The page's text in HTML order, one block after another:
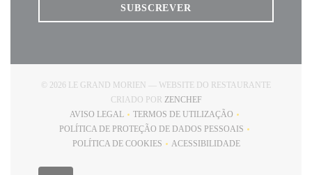
SUBSCREVER
© 2026 LE GRAND MORIEN — WEBSITE DO RESTAURANTE
CRIADO POR ZENCHEF((ABRE NUMA NOVA
AVISO LEGAL
((ABRE NUMA NOVA JANELA))
TERMOS DE UTILIZAÇÃO
((ABRE NUMA NOVA JANELA))
POLÍTICA DE PROTEÇÃO DE DADOS PESSOAIS
POLÍTICA DE COOKIES
ACESSIBILIDADE